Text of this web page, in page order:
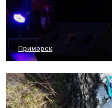
Приморск